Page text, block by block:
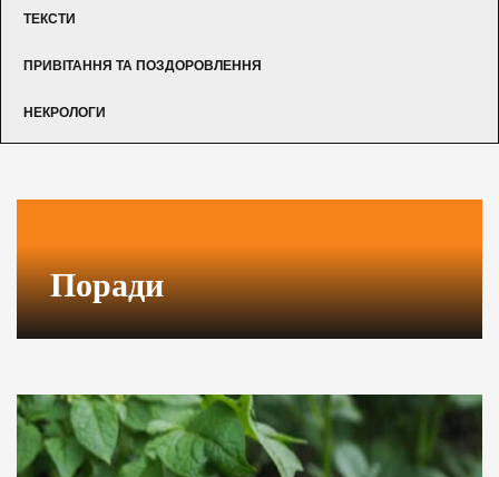
ТЕКСТИ
ПРИВІТАННЯ ТА ПОЗДОРОВЛЕННЯ
НЕКРОЛОГИ
Поради